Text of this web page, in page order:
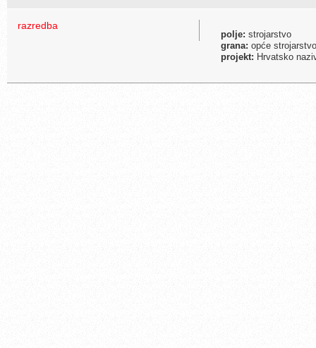
razredba
polje: strojarstvo
grana: opće
projekt: Hrvatsko